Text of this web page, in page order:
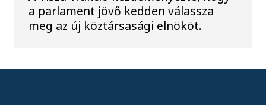
a parlament jövő kedden válassza
meg az új köztársasági elnököt.